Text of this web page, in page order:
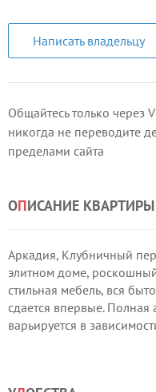
Написать владельцу
Общайтесь только через
никогда не переводите
пределами сайта
ОПИСАНИЕ КВАРТИРЫ
Аркадия, Клубничный
элитном доме,
стильная мебель, вся
сдается впервые. Полная
варьируется в